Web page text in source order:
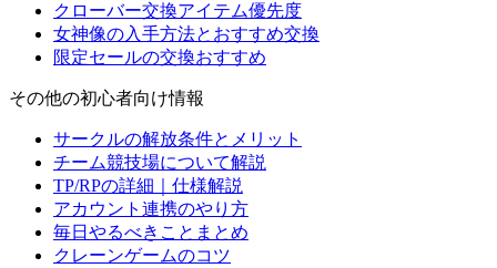
クローバー交換アイテム優先度
女神像の入手方法とおすすめ交換
限定セールの交換おすすめ
その他の初心者向け情報
サークルの解放条件とメリット
チーム競技場について解説
TP/RPの詳細｜仕様解説
アカウント連携のやり方
毎日やるべきことまとめ
クレーンゲームのコツ